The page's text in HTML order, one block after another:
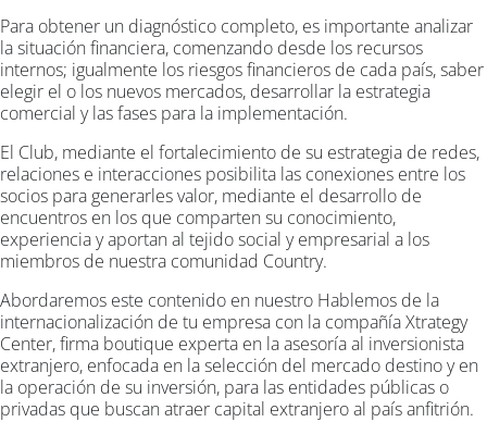
Para obtener un diagnóstico completo, es importante analizar
la situación financiera, comenzando desde los recursos
internos; igualmente los riesgos financieros de cada país, saber
elegir el o los nuevos mercados, desarrollar la estrategia
comercial y las fases para la implementación.
El Club, mediante el fortalecimiento de su estrategia de redes,
relaciones e interacciones posibilita las conexiones entre los
socios para generarles valor, mediante el desarrollo de
encuentros en los que comparten su conocimiento,
experiencia y aportan al tejido social y empresarial a los
miembros de nuestra comunidad Country.
Abordaremos este contenido en nuestro Hablemos de la
internacionalización de tu empresa con la compañía Xtrategy
Center, firma boutique experta en la asesoría al inversionista
extranjero, enfocada en la selección del mercado destino y en
la operación de su inversión, para las entidades públicas o
privadas que buscan atraer capital extranjero al país anfitrión.